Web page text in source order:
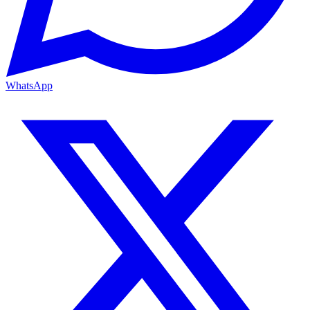
WhatsApp